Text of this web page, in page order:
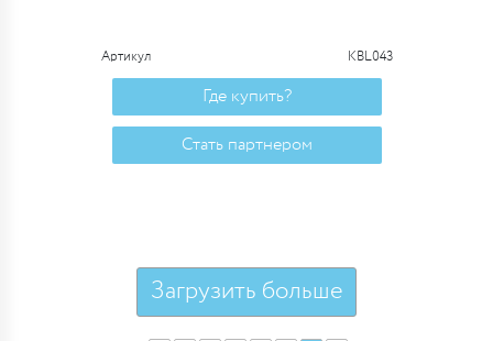
Артикул KBL043
Где купить?
Стать партнером
Загрузить больше